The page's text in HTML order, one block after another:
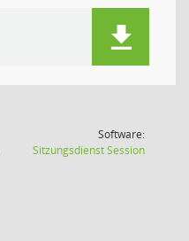
Software:
SitzungsdienstSession(Wird in